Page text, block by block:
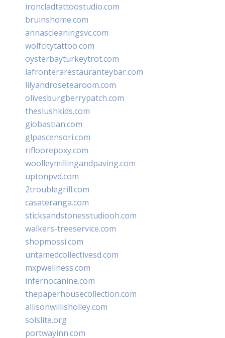
ironcladtattoostudio.com
bruinshome.com
annascleaningsvc.com
wolfcitytattoo.com
oysterbayturkeytrot.com
lafronterarestauranteybar.com
lilyandrosetearoom.com
olivesburgberrypatch.com
theslushkids.com
giobastian.com
glpascensori.com
rifloorepoxy.com
woolleymillingandpaving.com
uptonpvd.com
2troublegrill.com
casateranga.com
sticksandstonesstudiooh.com
walkers-treeservice.com
shopmossi.com
untamedcollectivesd.com
mxpwellness.com
infernocanine.com
thepaperhousecollection.com
allisonwillisholley.com
solslite.org
portwayinn.com